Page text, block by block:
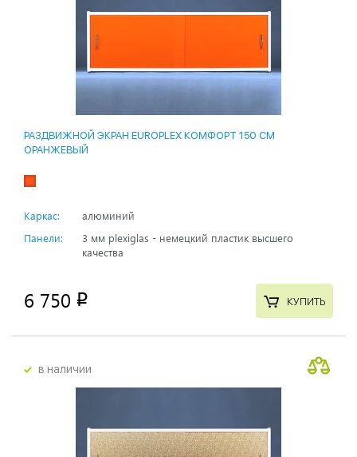
РАЗДВИЖНОЙ ЭКРАН EUROPLEX КОМФОРТ 150 СМ
ОРАНЖЕВЫЙ
Каркас:
алюминий
Панели:
3 мм plexiglas - немецкий пластик высшего
качества
6 750 p КУПИТЬ
в наличии